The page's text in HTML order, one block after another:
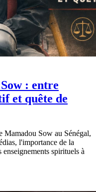
: entre
et quête de
Sow au Sénégal,
l'importance de la
spirituels à